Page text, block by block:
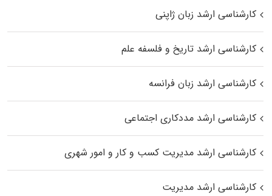
کارشناسی ارشد زبان ژاپنی
کارشناسی ارشد تاریخ و فلسفه علم
کارشناسی ارشد زبان فرانسه
کارشناسی ارشد مددکاری اجتماعی
کارشناسی ارشد مدیریت کسب و کار و امور شهری
کارشناسی ارشد مدیریت